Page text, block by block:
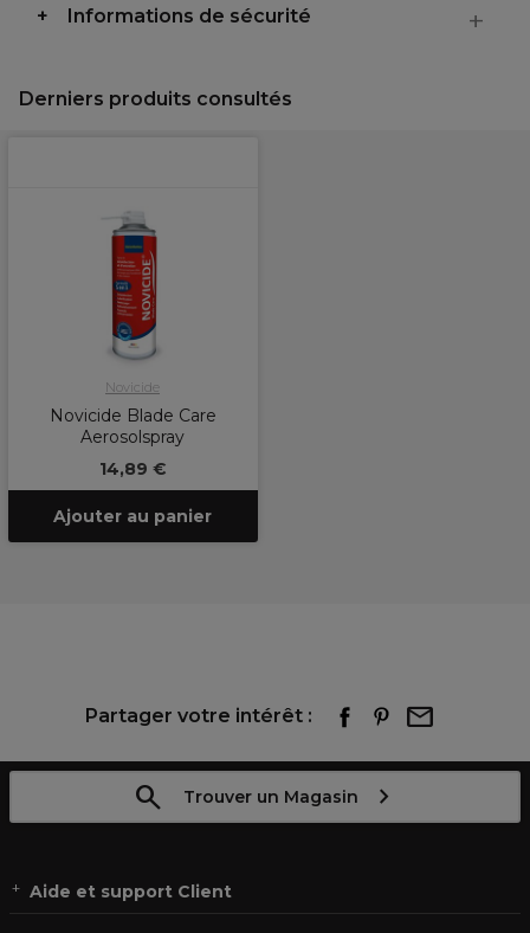
Informations de sécurité
Derniers produits consultés
Novicide
Novicide Blade Care
Aerosolspray
14,89 €
Ajouter au panier
Partager votre intérêt :
Trouver un Magasin
Aide et support Client